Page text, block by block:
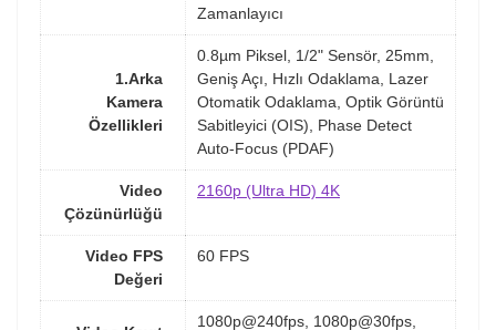
Zamanlayıcı
1.Arka
Kamera
Özellikleri
0.8µm Piksel, 1/2" Sensör, 25mm,
Geniş Açı, Hızlı Odaklama, Lazer
Otomatik Odaklama, Optik Görüntü
Sabitleyici (OIS), Phase Detect
Auto-Focus (PDAF)
Video
Çözünürlüğü
2160p (Ultra HD) 4K
Video FPS
Değeri
60 FPS
1080p@240fps, 1080p@30fps,